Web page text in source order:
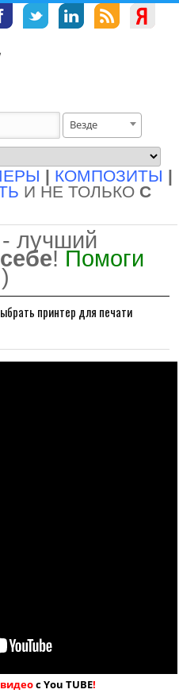
Везде
| КОМПОЗИТЫ |
И НЕ ТОЛЬКО С
лучший
! Помоги
принтер для печати
с You TUBE!